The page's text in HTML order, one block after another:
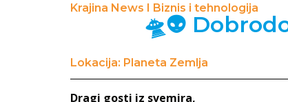
Krajina News I Biznis i tehnologija
🛸👽
Lokacija: Planeta Zemlja
Dragi gosti iz svemira,